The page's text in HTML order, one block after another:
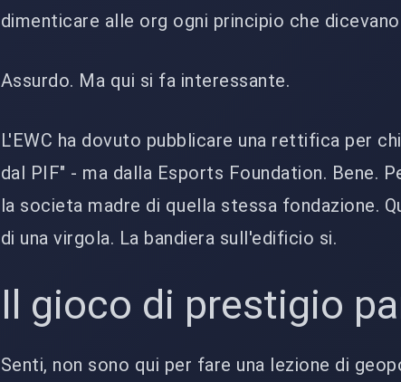
dimenticare alle org ogni principio che
Assurdo. Ma qui si fa interessante.
L'EWC ha dovuto pubblicare una rettifica per
dal PIF" - ma dalla Esports Foundation. Bene.
la societa madre di quella stessa fondazione.
di una virgola. La bandiera sull'edificio si.
Il gioco di prestigio
Senti, non sono qui per fare una lezione di